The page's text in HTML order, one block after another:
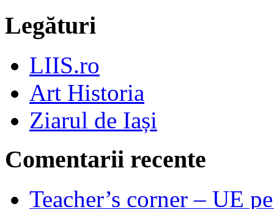
Legături
LIIS.ro
Art Historia
Ziarul de Iași
Comentarii recente
Teacher’s corner – UE